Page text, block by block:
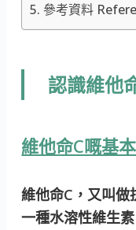
參考資料
認識維他
維他命C嘅基
維他命C，又叫做
一種水溶性維生